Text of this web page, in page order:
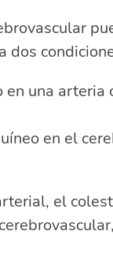
dos
una
en el
el